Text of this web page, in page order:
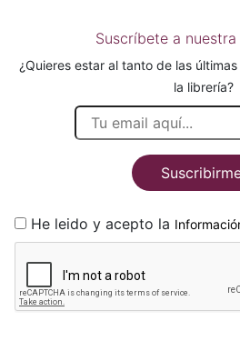
Suscríbete a
¿Quieres estar al tanto de las
la librería?
He leido y acepto la